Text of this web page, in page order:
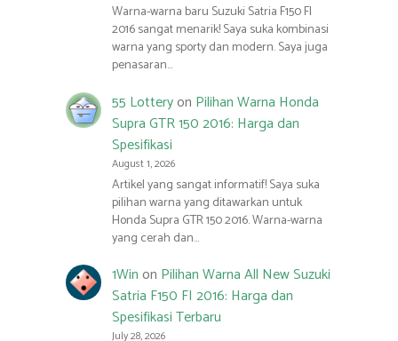
Warna-warna baru Suzuki Satria F150 FI
2016 sangat menarik! Saya suka kombinasi
warna yang sporty dan modern. Saya juga
penasaran…
55 Lotteryon Pilihan Warna Honda
Supra GTR 150 2016: Harga dan
Spesifikasi
August 1, 2026
Artikel yang sangat informatif! Saya suka
pilihan warna yang ditawarkan untuk
Honda Supra GTR 150 2016. Warna-warna
yang cerah dan…
1Winon Pilihan Warna All New Suzuki
Satria F150 FI 2016: Harga dan
Spesifikasi Terbaru
July 28, 2026